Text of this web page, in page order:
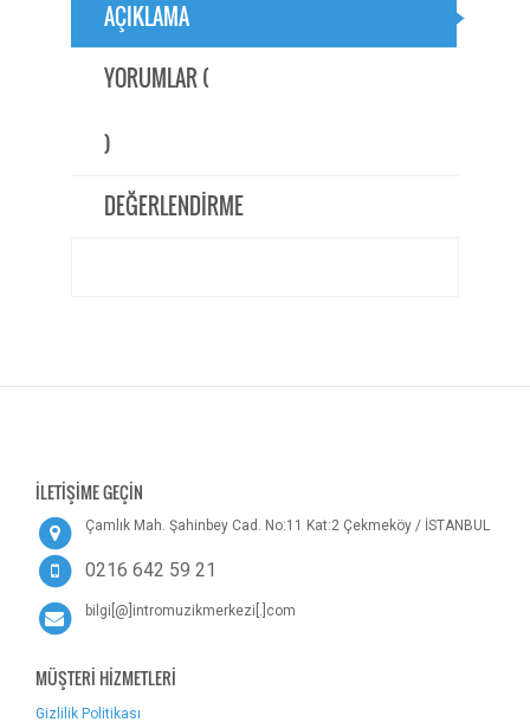
AÇIKLAMA
YORUMLAR (
)
DEĞERLENDİRME
İLETİŞİME GEÇİN
Çamlık Mah. Şahinbey Cad. No:11 Kat:2 Çekmeköy / İSTANBUL
0216 642 59 21
bilgi[@]intromuzikmerkezi[.]com
MÜŞTERİ HİZMETLERİ
Gizlilik Politikası